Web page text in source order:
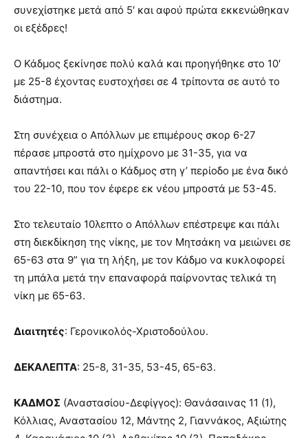
συνεχίστηκε μετά από 5′ και αφού πρώτα εκκενώθηκαν
οι εξέδρες!
Ο Κάδμος ξεκίνησε πολύ καλά και προηγήθηκε στο 10′
με 25-8 έχοντας ευστοχήσει σε 4 τρίποντα σε αυτό το
διάστημα.
Στη συνέχεια ο Απόλλων με επιμέρους σκορ 6-27
πέρασε μπροστά στο ημίχρονο με 31-35, για να
απαντήσει και πάλι ο Κάδμος στη γ’ περίοδο με ένα δικό
του 22-10, που τον έφερε εκ νέου μπροστά με 53-45.
Στο τελευταίο 10λεπτο ο Απόλλων επέστρεψε και πάλι
στη διεκδίκηση της νίκης, με τον Μητσάκη να μειώνει σε
65-63 στα 9” για τη λήξη, με τον Κάδμο να κυκλοφορεί
τη μπάλα μετά την επαναφορά παίρνοντας τελικά τη
νίκη με 65-63.
Διαιτητές: Γερονικολός-Χριστοδούλου.
ΔΕΚΑΛΕΠΤΑ: 25-8, 31-35, 53-45, 65-63.
ΚΑΔΜΟΣ (Αναστασίου-Δεφίγγος): Θανάσαινας 11 (1),
Κόλλιας, Αναστασίου 12, Μάντης 2, Γιαννάκος, Αξιώτης